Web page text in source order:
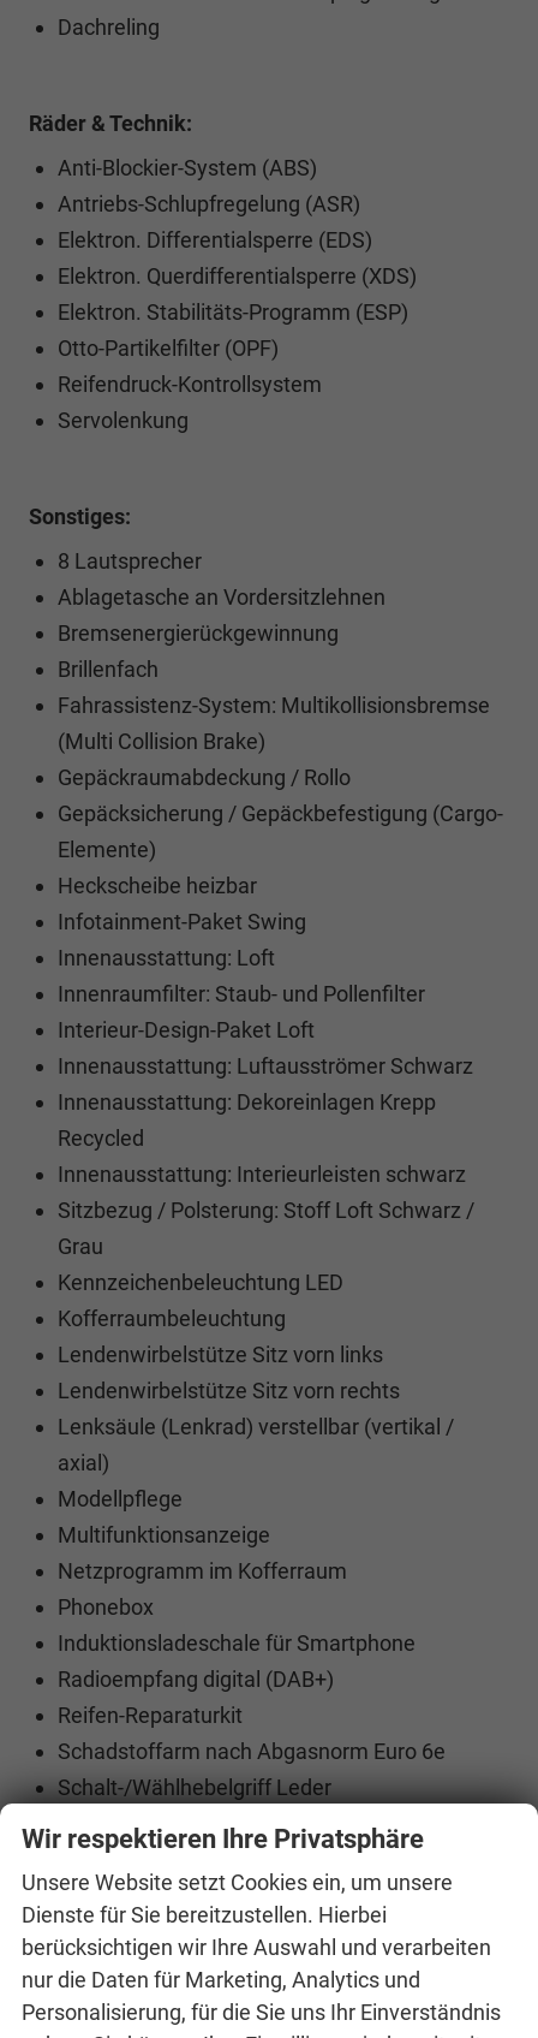
Dachreling
Räder & Technik:
Anti-Blockier-System (ABS)
Antriebs-Schlupfregelung (ASR)
Elektron. Differentialsperre (EDS)
Elektron. Querdifferentialsperre (XDS)
Elektron. Stabilitäts-Programm (ESP)
Otto-Partikelfilter (OPF)
Reifendruck-Kontrollsystem
Servolenkung
Sonstiges:
8 Lautsprecher
Ablagetasche an Vordersitzlehnen
Bremsenergierückgewinnung
Brillenfach
Fahrassistenz-System: Multikollisionsbremse
(Multi Collision Brake)
Gepäckraumabdeckung / Rollo
Gepäcksicherung / Gepäckbefestigung (Cargo-
Elemente)
Heckscheibe heizbar
Infotainment-Paket Swing
Innenausstattung: Loft
Innenraumfilter: Staub- und Pollenfilter
Interieur-Design-Paket Loft
Innenausstattung: Luftausströmer Schwarz
Innenausstattung: Dekoreinlagen Krepp
Recycled
Innenausstattung: Interieurleisten schwarz
Sitzbezug / Polsterung: Stoff Loft Schwarz /
Grau
Kennzeichenbeleuchtung LED
Kofferraumbeleuchtung
Lendenwirbelstütze Sitz vorn links
Lendenwirbelstütze Sitz vorn rechts
Lenksäule (Lenkrad) verstellbar (vertikal /
axial)
Modellpflege
Multifunktionsanzeige
Netzprogramm im Kofferraum
Phonebox
Induktionsladeschale für Smartphone
Radioempfang digital (DAB+)
Reifen-Reparaturkit
Schadstoffarm nach Abgasnorm Euro 6e
Schalt-/Wählhebelgriff Leder
Schwellerabdeckung / -verkleidung schwarz
Selection
Sitz vorn links höhenverstellbar
Sonnenblende links mit Spiegel
Sonnenblende rechts mit Spiegel
Steckdose (12V-Anschluß) im
Wir respektieren Ihre Privatsphäre
Unsere Website setzt Cookies ein, um unsere
Dienste für Sie bereitzustellen. Hierbei
berücksichtigen wir Ihre Auswahl und verarbeiten
nur die Daten für Marketing, Analytics und
Personalisierung, für die Sie uns Ihr Einverständnis